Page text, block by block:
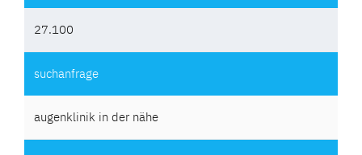
27.100
augenklinik in der nähe